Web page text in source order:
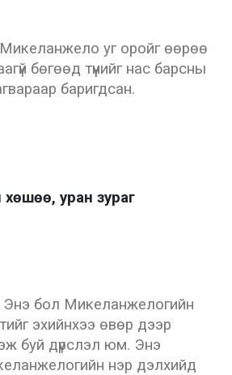
Микеланжело уг оройг өөрөө
бөгөөд түүнийг нас барсны
баригдсан.
уран зураг
Энэ бол Микеланжелогийн
эхийнхээ өвөр дээр
буй дүрслэл юм. Энэ
нэр дэлхийд